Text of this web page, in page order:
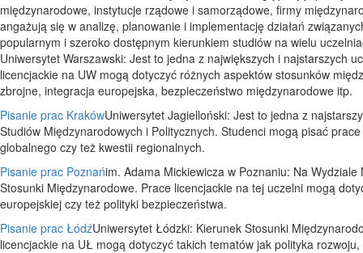
międzynarodowe, instytucje rządowe i samorządowe, firmy
angażują się w analizę, planowanie i implementację działań
popularnym i szeroko dostępnym kierunkiem studiów na wielu
Uniwersytet Warszawski: Jest to jedna z największych i najstarszych
licencjackie na UW mogą dotyczyć różnych aspektów stosunków
zbrojne, integracja europejska, bezpieczeństwo międzynarodowe itp.
Pisanie prac KrakówUniwersytet Jagielloński: Jest to jedna z
Studiów Międzynarodowych i Politycznych. Studenci mogą pisać
globalnego czy też kwestii regionalnych.
Pisanie prac Poznańim. Adama Mickiewicza w Poznaniu: Na
Stosunki Międzynarodowe. Prace licencjackie na tej uczelni mogą
europejskiej czy też polityki bezpieczeństwa.
Pisanie prac ŁódźUniwersytet Łódzki: Kierunek Stosunki
licencjackie na UŁ mogą dotyczyć takich tematów jak polityka